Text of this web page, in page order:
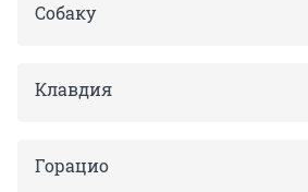
Собаку
Клавдия
Горацио